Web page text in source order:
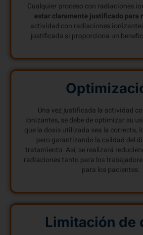
Cualquier proceso con radiaciones
estar claramente justificado para
actividad con radiaciones
justificada si proporciona un
Una vez justificada la actividad
ionizantes, se debe de optimizar su
que la dosis utilizada sea la correcta,
pero garantizando la calidad del
tratamiento. Así, se realizará
radiaciones tanto para los
para los pacientes.
Limitación de